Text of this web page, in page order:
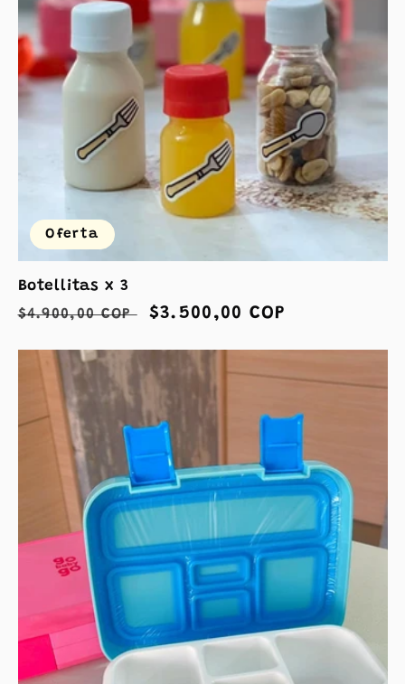
Oferta
Botellitas x 3
Precio
$4.900,00 COP
Precio
oferta
$3.500,00 COP